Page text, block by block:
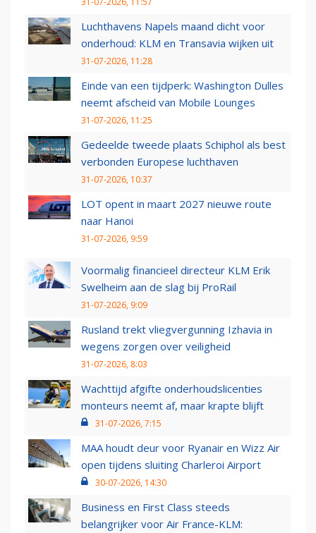
Luchthavens Napels maand dicht voor
onderhoud: KLM en Transavia wijken uit
31-07-2026, 11:28
Einde van een tijdperk: Washington Dulles
neemt afscheid van Mobile Lounges
31-07-2026, 11:25
Gedeelde tweede plaats Schiphol als best
verbonden Europese luchthaven
31-07-2026, 10:37
LOT opent in maart 2027 nieuwe route
naar Hanoi
31-07-2026, 9:59
Voormalig financieel directeur KLM Erik
Swelheim aan de slag bij ProRail
31-07-2026, 9:09
Rusland trekt vliegvergunning Izhavia in
wegens zorgen over veiligheid
31-07-2026, 8:03
Wachttijd afgifte onderhoudslicenties
monteurs neemt af, maar krapte blijft
31-07-2026, 7:15
MAA houdt deur voor Ryanair en Wizz Air
open tijdens sluiting Charleroi Airport
30-07-2026, 14:30
Business en First Class steeds
belangrijker voor Air France-KLM: